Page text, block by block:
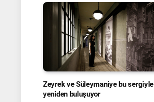
Zeyrek ve Süleymaniye bu sergiyle
yeniden buluşuyor